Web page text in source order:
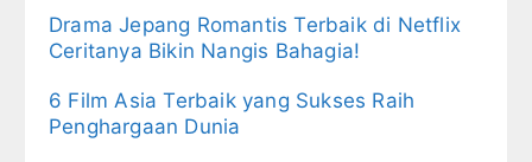
Drama Jepang Romantis Terbaik di Netflix
Ceritanya Bikin Nangis Bahagia!
6 Film Asia Terbaik yang Sukses Raih
Penghargaan Dunia